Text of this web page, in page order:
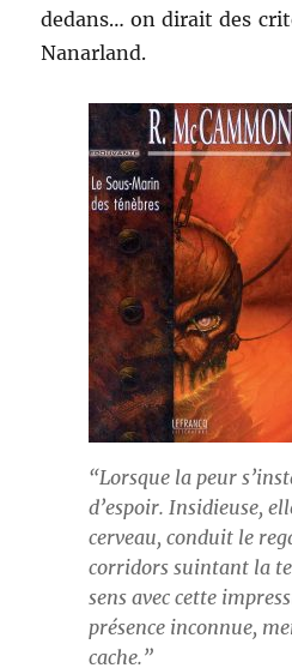
dedans… on dirait des
Nanarland.
“Lorsque la peur
d’espoir. Insidieuse,
cerveau, conduit le
corridors suintant la
sens avec cette
présence inconnue,
cache.”